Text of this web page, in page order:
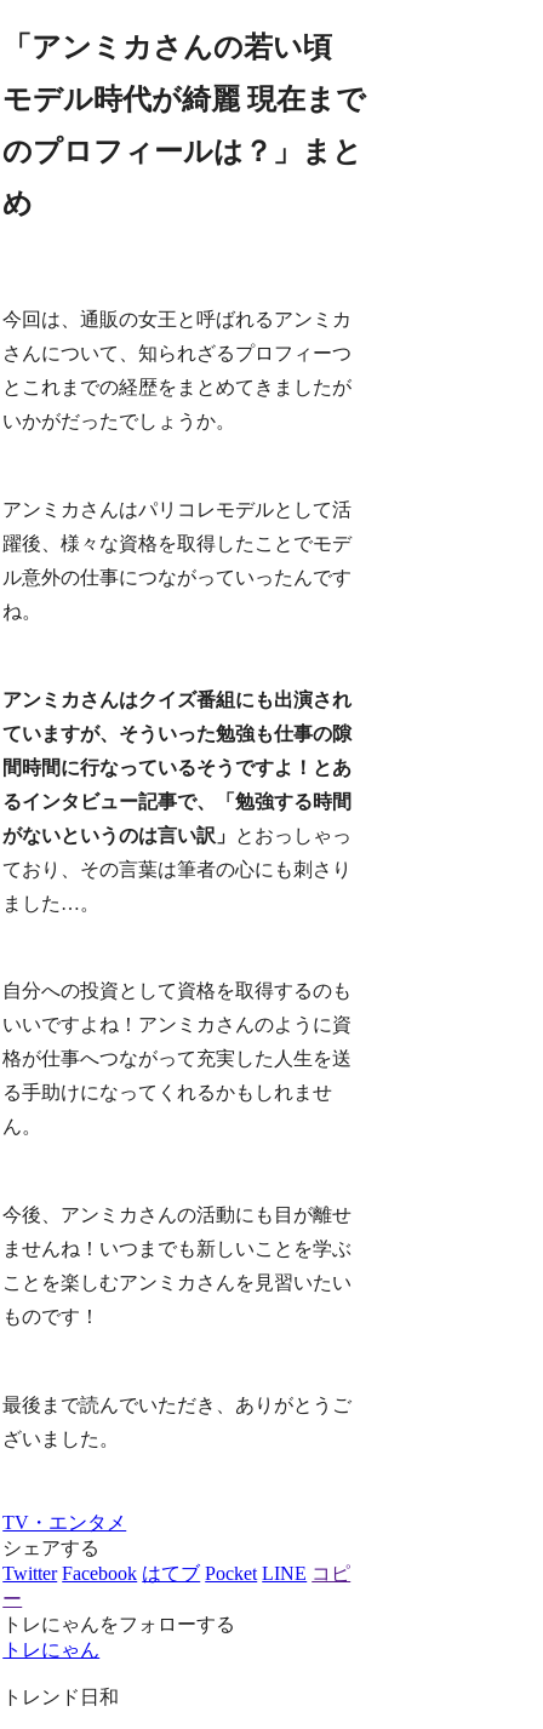
「アンミカさんの若い頃
モデル時代が綺麗 現在まで
のプロフィールは？」まと
め
今回は、通販の女王と呼ばれるアンミカ
さんについて、知られざるプロフィーつ
とこれまでの経歴をまとめてきましたが
いかがだったでしょうか。
アンミカさんはパリコレモデルとして活
躍後、様々な資格を取得したことでモデ
ル意外の仕事につながっていったんです
ね。
アンミカさんはクイズ番組にも出演され
ていますが、そういった勉強も仕事の隙
間時間に行なっているそうですよ！とあ
るインタビュー記事で、「勉強する時間
がないというのは言い訳」 とおっしゃっ
ており、その言葉は筆者の心にも刺さり
ました…。
自分への投資として資格を取得するのも
いいですよね！アンミカさんのように資
格が仕事へつながって充実した人生を送
る手助けになってくれるかもしれませ
ん。
今後、アンミカさんの活動にも目が離せ
ませんね！いつまでも新しいことを学ぶ
ことを楽しむアンミカさんを見習いたい
ものです！
最後まで読んでいただき、ありがとうご
ざいました。
TV・エンタメ
シェアする
Twitter Facebook はてブ Pocket LINE コピ
ー
トレにゃんをフォローする
トレにゃん
トレンド日和